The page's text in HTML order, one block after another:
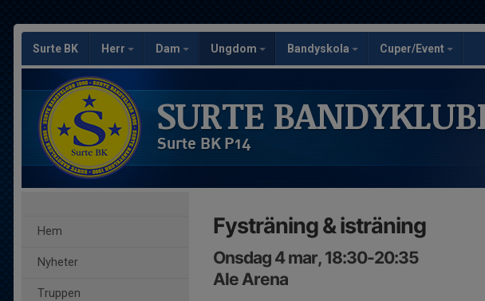
Surte BK Herr Dam Ungdom Bandyskola Cuper/Event
SURTE
Surte BK P14
Hem
Nyheter
Truppen
Fysträning & isträning
Onsdag 4 mar, 18:30-20:35
Ale Arena